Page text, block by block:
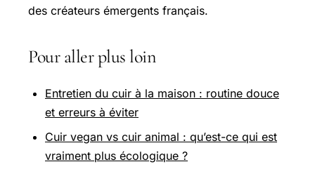
des créateurs émergents français.
Pour aller plus loin
Entretien du cuir à la maison : routine douce
et erreurs à éviter
Cuir vegan vs cuir animal : qu’est-ce qui est
vraiment plus écologique ?